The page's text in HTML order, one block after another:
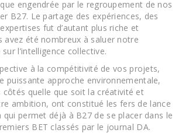
engendrée par le regroupement de nos
B27. Le partage des expériences, des
fut d’autant plus riche et
avez été nombreux à saluer notre
l’intelligence collective.
à la compétitivité de vos projets,
puissante approche environnementale,
côtés quelle que soit la créativité et
ambition, ont constitué les fers de lance
qui permet déjà à B27 de se placer dans le
BET classés par le journal DA.